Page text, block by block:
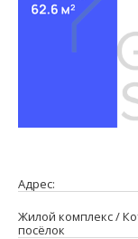
Адрес:
Жилой комплекс /
посёлок